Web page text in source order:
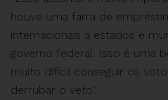
houve uma farra de
internacionais a estados e
governo federal. Isso é uma
muito difícil conseguir os
derrubar o veto”.